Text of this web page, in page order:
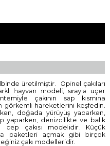
üretilmiştir. Opinel çakıları
hayvan modeli, sırayla üçer
çakının sap kısmına
görkemli hareketlerini keşfedin.
doğada yürüyüş yaparken,
yaparken, denizcilikte ve balık
cep çakısı modelidir. Küçük
paketleri açmak gibi birçok
çakı modelleridir.